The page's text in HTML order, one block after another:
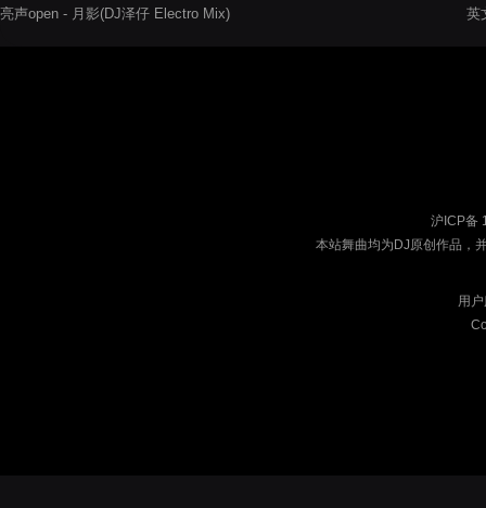
亮声open - 月影(DJ泽仔 Electro Mix) 英
沪ICP备
本站舞曲均为DJ原创作品，
用